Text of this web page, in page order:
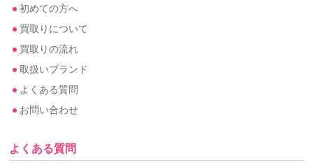
初めての方へ
買取りについて
買取りの流れ
取扱いブランド
よくある質問
お問い合わせ
よくある質問